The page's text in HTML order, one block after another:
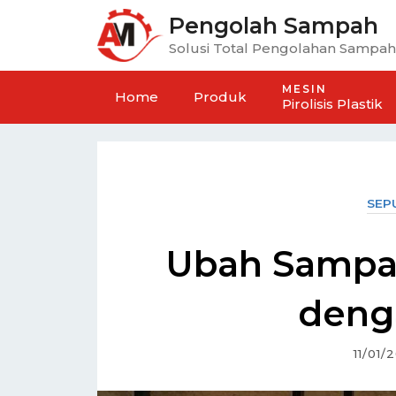
Pengolah Sampah
Solusi Total Pengolahan Sampah
Home Produk MESIN
Pirolisis Plastik
Ubah
11/01/
Kompos Handal
Mesin Mixer Kompos